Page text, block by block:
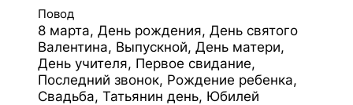
Повод
8 марта, День рождения, День святого
Валентина, Выпускной, День матери,
День учителя, Первое свидание,
Последний звонок, Рождение ребенка,
Свадьба, Татьянин день, Юбилей